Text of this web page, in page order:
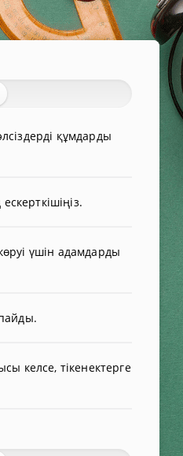
құмдарды
ескерткішіңіз.
үшін адамдарды
келсе, тікенектерге